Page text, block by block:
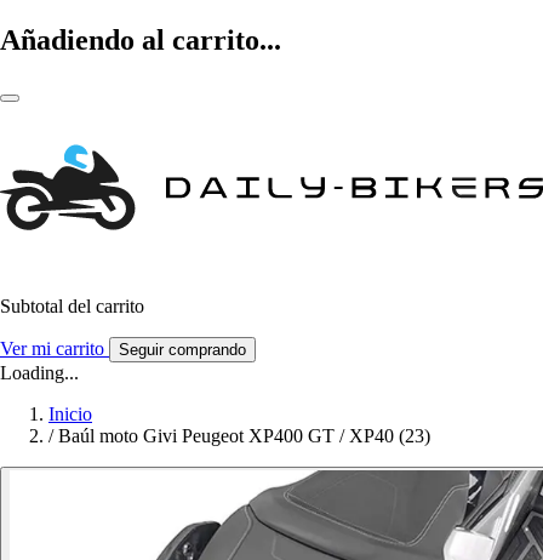
Añadiendo al carrito...
Subtotal del carrito
Ver mi carrito Seguir comprando
Loading...
Inicio
/ Baúl moto Givi Peugeot XP400 GT / XP40 (23)